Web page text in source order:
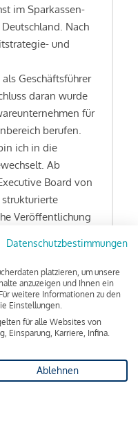
im Sparkassen-
Nach
und
Geschäftsführer
daran wurde
für
berufen.
ich in die
Ab
Board von
Veröffentlichung
Tipps
Barometer
Datenschutzbestimmungen
platzieren, um unsere
anzuzeigen und Ihnen ein
weitere Informationen zu den
Einstellungen.
für alle Websites von
Einsparung, Karriere, Infina.
Ablehnen